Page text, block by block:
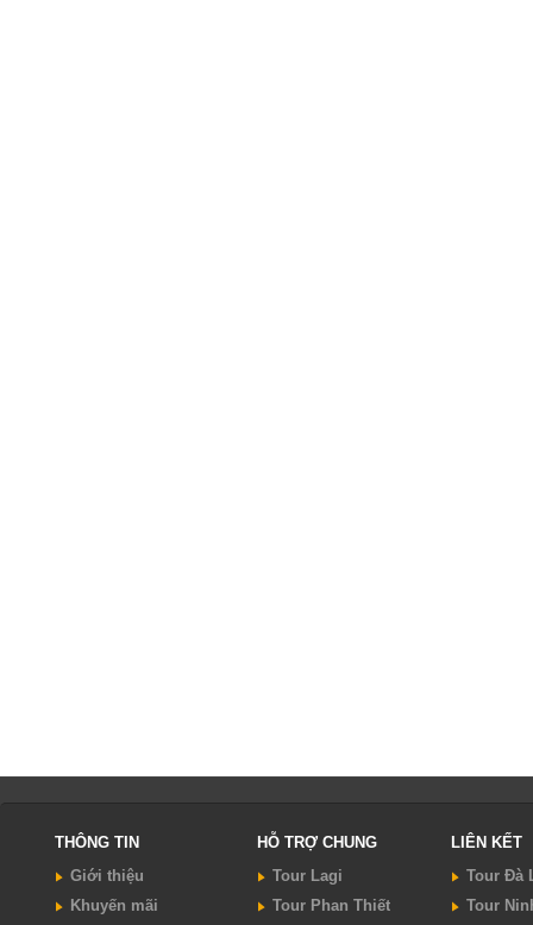
THÔNG TIN
Giới thiệu
Khuyến mãi
HỖ TRỢ CHUNG
Tour Lagi
Tour Phan Thiết
LIÊN KẾT
Tour Đà
Tour